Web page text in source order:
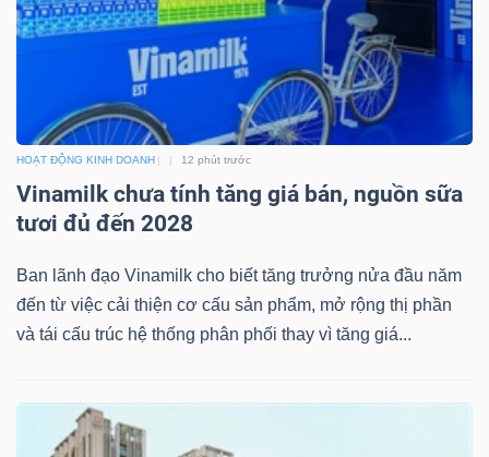
HOẠT ĐỘNG KINH DOANH 12 phút trước
Vinamilk chưa tính tăng giá bán, nguồn sữa
tươi đủ đến 2028
Ban lãnh đạo Vinamilk cho biết tăng trưởng nửa đầu năm
đến từ việc cải thiện cơ cấu sản phẩm, mở rộng thị phần
và tái cấu trúc hệ thống phân phối thay vì tăng giá...
PHIẾU
PHÁI
SINH
PHIẾU
CỤ
ĐẦU